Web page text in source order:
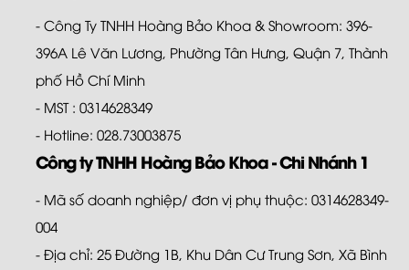
- Công Ty TNHH Hoàng Bảo Khoa & Showroom: 396-
396A Lê Văn Lương, Phường Tân Hưng, Quận 7, Thành
phố Hồ Chí Minh
- MST : 0314628349
- Hotline: 028.73003875
Công ty TNHH Hoàng Bảo Khoa - Chi Nhánh 1
- Mã số doanh nghiệp/ đơn vị phụ thuộc: 0314628349-
004
- Địa chỉ: 25 Đường 1B, Khu Dân Cư Trung Sơn, Xã Bình